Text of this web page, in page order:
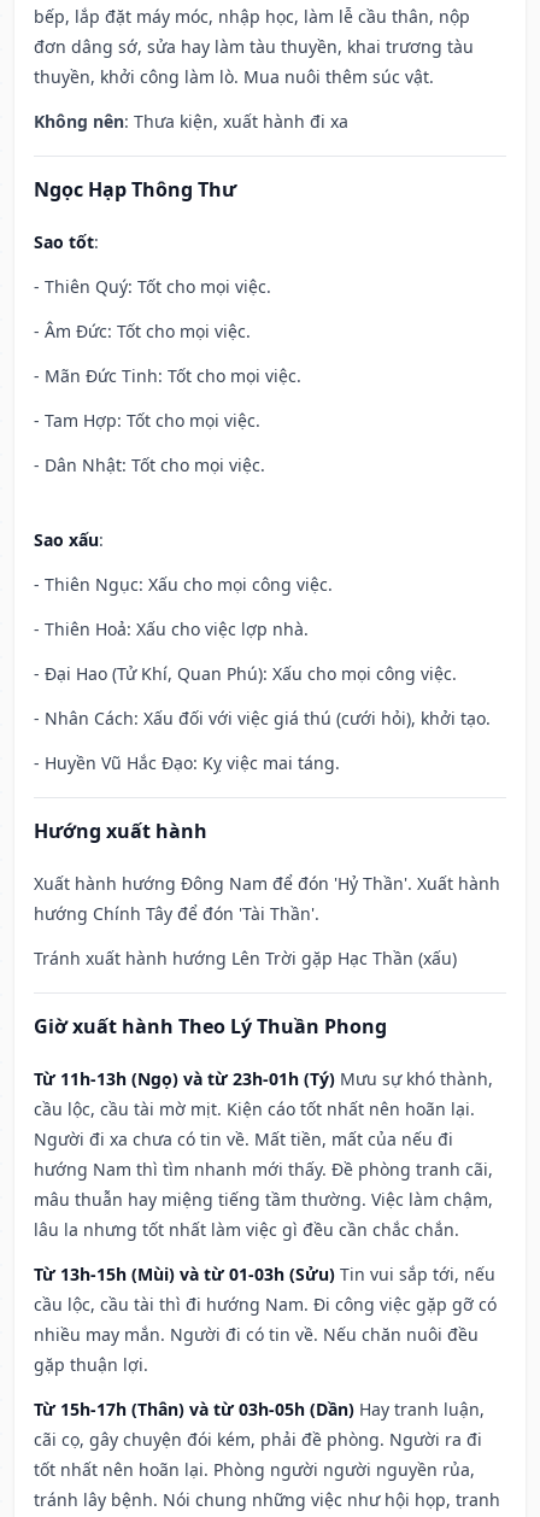
bếp, lắp đặt máy móc, nhập học, làm lễ cầu thân, nộp
đơn dâng sớ, sửa hay làm tàu thuyền, khai trương tàu
thuyền, khởi công làm lò. Mua nuôi thêm súc vật.
Không nên: Thưa kiện, xuất hành đi xa
Ngọc Hạp Thông Thư
Sao tốt:
- Thiên Quý: Tốt cho mọi việc.
- Âm Đức: Tốt cho mọi việc.
- Mãn Đức Tinh: Tốt cho mọi việc.
- Tam Hợp: Tốt cho mọi việc.
- Dân Nhật: Tốt cho mọi việc.
Sao xấu:
- Thiên Ngục: Xấu cho mọi công việc.
- Thiên Hoả: Xấu cho việc lợp nhà.
- Đại Hao (Tử Khí, Quan Phú): Xấu cho mọi công việc.
- Nhân Cách: Xấu đối với việc giá thú (cưới hỏi), khởi tạo.
- Huyền Vũ Hắc Đạo: Kỵ việc mai táng.
Hướng xuất hành
Xuất hành hướng Đông Nam để đón 'Hỷ Thần'. Xuất hành
hướng Chính Tây để đón 'Tài Thần'.
Tránh xuất hành hướng Lên Trời gặp Hạc Thần (xấu)
Giờ xuất hành Theo Lý Thuần Phong
Từ 11h-13h (Ngọ) và từ 23h-01h (Tý) Mưu sự khó thành,
cầu lộc, cầu tài mờ mịt. Kiện cáo tốt nhất nên hoãn lại.
Người đi xa chưa có tin về. Mất tiền, mất của nếu đi
hướng Nam thì tìm nhanh mới thấy. Đề phòng tranh cãi,
mâu thuẫn hay miệng tiếng tầm thường. Việc làm chậm,
lâu la nhưng tốt nhất làm việc gì đều cần chắc chắn.
Từ 13h-15h (Mùi) và từ 01-03h (Sửu) Tin vui sắp tới, nếu
cầu lộc, cầu tài thì đi hướng Nam. Đi công việc gặp gỡ có
nhiều may mắn. Người đi có tin về. Nếu chăn nuôi đều
gặp thuận lợi.
Từ 15h-17h (Thân) và từ 03h-05h (Dần) Hay tranh luận,
cãi cọ, gây chuyện đói kém, phải đề phòng. Người ra đi
tốt nhất nên hoãn lại. Phòng người người nguyền rủa,
tránh lây bệnh. Nói chung những việc như hội họp, tranh